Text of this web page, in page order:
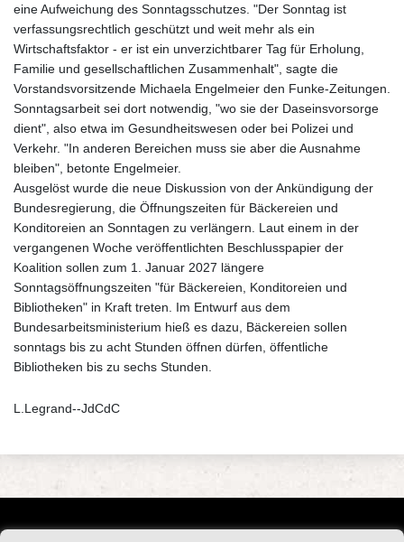
eine Aufweichung des Sonntagsschutzes. "Der Sonntag ist
verfassungsrechtlich geschützt und weit mehr als ein
Wirtschaftsfaktor - er ist ein unverzichtbarer Tag für Erholung,
Familie und gesellschaftlichen Zusammenhalt", sagte die
Vorstandsvorsitzende Michaela Engelmeier den Funke-Zeitungen.
Sonntagsarbeit sei dort notwendig, "wo sie der Daseinsvorsorge
dient", also etwa im Gesundheitswesen oder bei Polizei und
Verkehr. "In anderen Bereichen muss sie aber die Ausnahme
bleiben", betonte Engelmeier.
Ausgelöst wurde die neue Diskussion von der Ankündigung der
Bundesregierung, die Öffnungszeiten für Bäckereien und
Konditoreien an Sonntagen zu verlängern. Laut einem in der
vergangenen Woche veröffentlichten Beschlusspapier der
Koalition sollen zum 1. Januar 2027 längere
Sonntagsöffnungszeiten "für Bäckereien, Konditoreien und
Bibliotheken" in Kraft treten. Im Entwurf aus dem
Bundesarbeitsministerium hieß es dazu, Bäckereien sollen
sonntags bis zu acht Stunden öffnen dürfen, öffentliche
Bibliotheken bis zu sechs Stunden.
L.Legrand--JdCdC